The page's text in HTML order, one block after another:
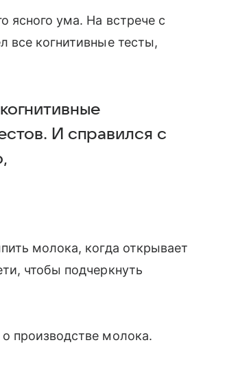
ясного ума. На встрече с
все когнитивные тесты,
И справился с
молока, когда открывает
чтобы подчеркнуть
производстве молока.